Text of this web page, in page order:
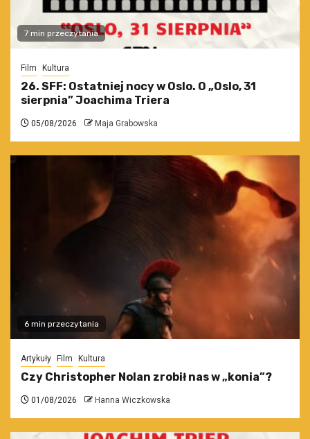
7 min przeczytania
Film Kultura
26. SFF: Ostatniej nocy w Oslo. O „Oslo, 31
sierpnia” Joachima Triera
05/08/2026 Maja Grabowska
6 min przeczytania
Artykuły Film Kultura
Czy Christopher Nolan zrobił nas w „konia”?
01/08/2026 Hanna Wiczkowska